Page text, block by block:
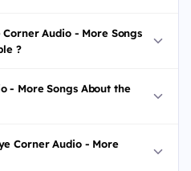
Audio - More Songs
?
- More Songs About the
Corner Audio - More